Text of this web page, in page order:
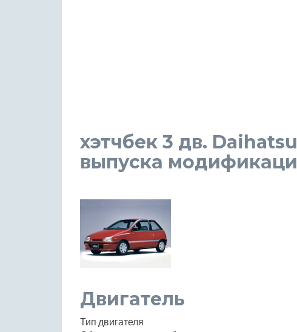
хэтчбек 3 дв.
выпуска
Двигатель
Тип двигателя